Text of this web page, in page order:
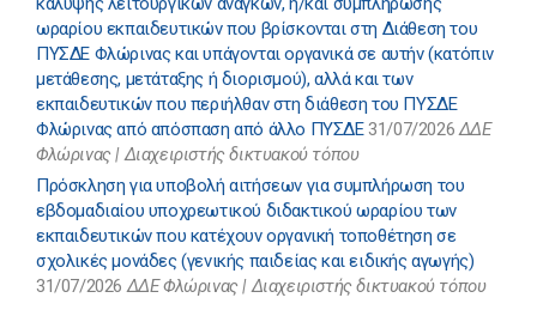
ωραρίου εκπαιδευτικών που βρίσκονται στη Διάθεση του
ΠΥΣΔΕ Φλώρινας και υπάγονται οργανικά σε αυτήν (κατόπιν
μετάθεσης, μετάταξης ή διορισμού), αλλά και των
εκπαιδευτικών που περιήλθαν στη διάθεση του ΠΥΣΔΕ
Φλώρινας από απόσπαση από άλλο ΠΥΣΔΕ 31/07/2026 ΔΔΕ
Φλώρινας | Διαχειριστής δικτυακού τόπου
Πρόσκληση για υποβολή αιτήσεων για συμπλήρωση του
εβδομαδιαίου υποχρεωτικού διδακτικού ωραρίου των
εκπαιδευτικών που κατέχουν οργανική τοποθέτηση σε
σχολικές μονάδες (γενικής παιδείας και ειδικής αγωγής)
31/07/2026 ΔΔΕ Φλώρινας | Διαχειριστής δικτυακού τόπου